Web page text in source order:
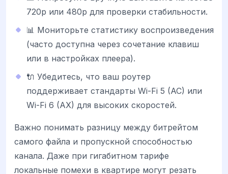
720p или 480p для проверки стабильности.
📊 Мониторьте статистику воспроизведения
(часто доступна через сочетание клавиш
или в настройках плеера).
🔌 Убедитесь, что ваш роутер
поддерживает стандарты Wi-Fi 5 (AC) или
Wi-Fi 6 (AX) для высоких скоростей.
Важно понимать разницу между битрейтом
самого файла и пропускной способностью
канала. Даже при гигабитном тарифе
локальные помехи в квартире могут резать